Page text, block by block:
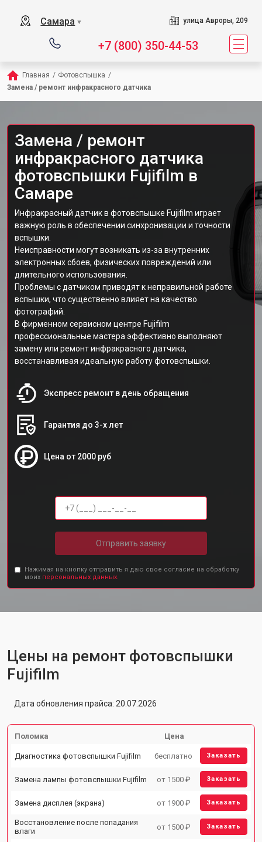
Самара ▼ улица Авроры, 209
+7 (800) 350-44-53
Главная / Фотовспышка /
Замена / ремонт инфракрасного датчика
Замена / ремонт
инфракрасного датчика
фотовспышки Fujifilm в
Самаре
Инфракрасный датчик в фотовспышке Fujifilm играет
важную роль в обеспечении синхронизации и точности
вспышки.
Неисправности могут возникать из-за внутренних
электронных сбоев, физических повреждений или
длительного использования.
Проблемы с датчиком приводят к неправильной работе
вспышки, что существенно влияет на качество
фотографий.
В фирменном сервисном центре Fujifilm
профессиональные мастера эффективно выполняют
замену или ремонт инфракрасного датчика,
восстанавливая идеальную работу фотовспышки.
Экспресс ремонт в день обращения
Гарантия до 3-х лет
Цена от 2000 руб
Отправить заявку
Нажимая на кнопку отправить я даю свое согласие на обработку
моих персональных данных.
Цены на ремонт фотовспышки
Fujifilm
Дата обновления прайса: 20.07.2026
Поломка Цена
Диагностика фотовспышки Fujifilm бесплатно Заказать
Замена лампы фотовспышки Fujifilm от 1500 ₽ Заказать
Замена дисплея (экрана) от 1900 ₽ Заказать
Восстановление после попадания
влаги
от 1500 ₽ Заказать